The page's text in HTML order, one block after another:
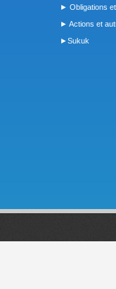
► Obligations
► Actions et
►Sukuk